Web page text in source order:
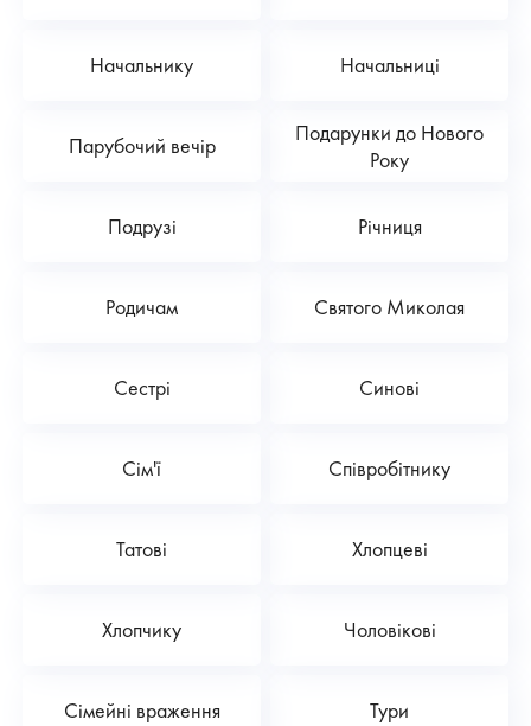
Начальнику Начальниці
Парубочий вечір
Подарунки до Нового
Року
Подрузі Річниця
Родичам Святого Миколая
Сестрі Синові
Сім'ї Співробітнику
Татові Хлопцеві
Хлопчику Чоловікові
Сімейні враження Тури